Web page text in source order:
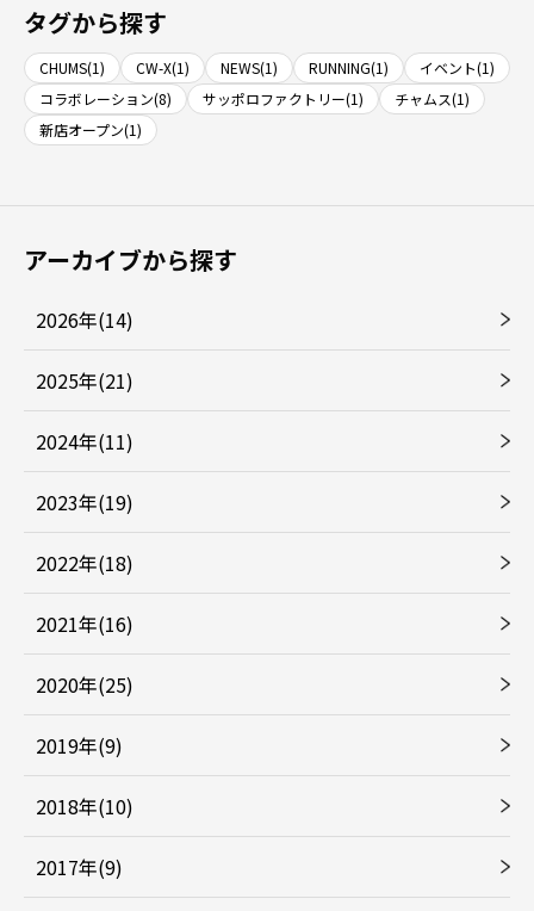
タグから探す
CHUMS(1) CW-X(1) NEWS(1) RUNNING(1)
イベント(1)
コラボレーション(8)
サッポロファクトリー(1)
チャムス(1)
新店オープン(1)
アーカイブから探す
2026年(14)
2025年(21)
2024年(11)
2023年(19)
2022年(18)
2021年(16)
2020年(25)
2019年(9)
2018年(10)
2017年(9)